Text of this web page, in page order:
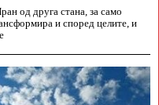
од друга стана, за само
и според целите, и